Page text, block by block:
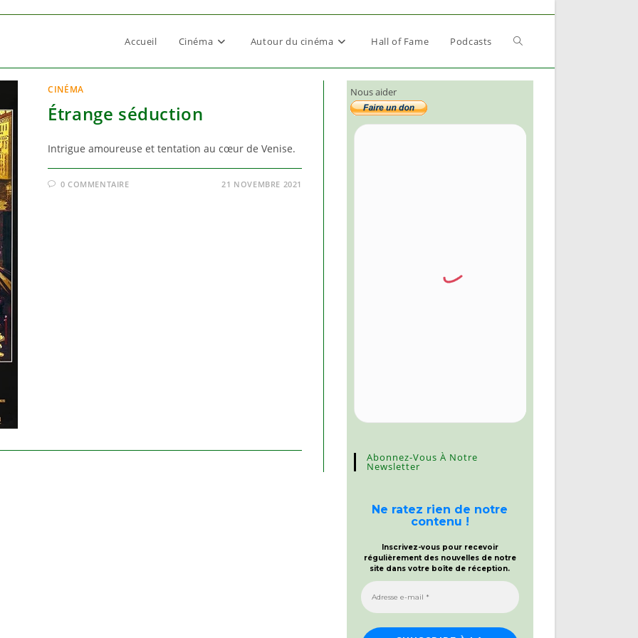
Accueil Cinéma Autour du cinéma Hall of Fame Podcasts Toggle
CINÉMA
Étrange séduction
Intrigue amoureuse et tentation au cœur de Venise.
0 COMMENTAIRE 21 NOVEMBRE 2021
Nous aider
Abonnez-Vous À Notre
Newsletter
Ne ratez rien de notre
contenu !
Inscrivez-vous pour recevoir
régulièrement des nouvelles de notre
site dans votre boîte de réception.